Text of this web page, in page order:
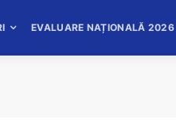
EVALUARE NAȚIONALĂ 2026